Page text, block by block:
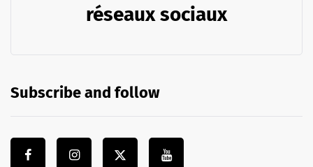
réseaux sociaux
Subscribe and follow